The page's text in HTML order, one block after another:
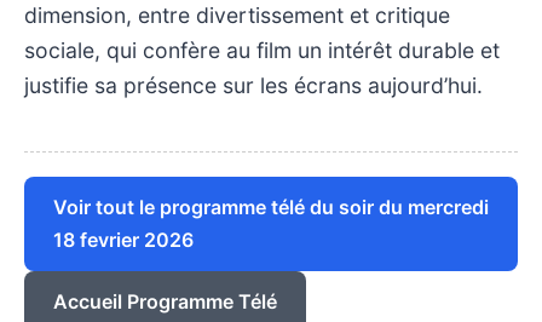
dimension, entre divertissement et critique
sociale, qui confère au film un intérêt durable et
justifie sa présence sur les écrans aujourd’hui.
Voir tout le programme télé du soir du mercredi
18 fevrier 2026
Accueil Programme Télé